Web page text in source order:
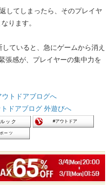
してしまったら、そのプレイヤ
ります。
ていると、急にゲームから消え
感が、プレイヤーの集中力を